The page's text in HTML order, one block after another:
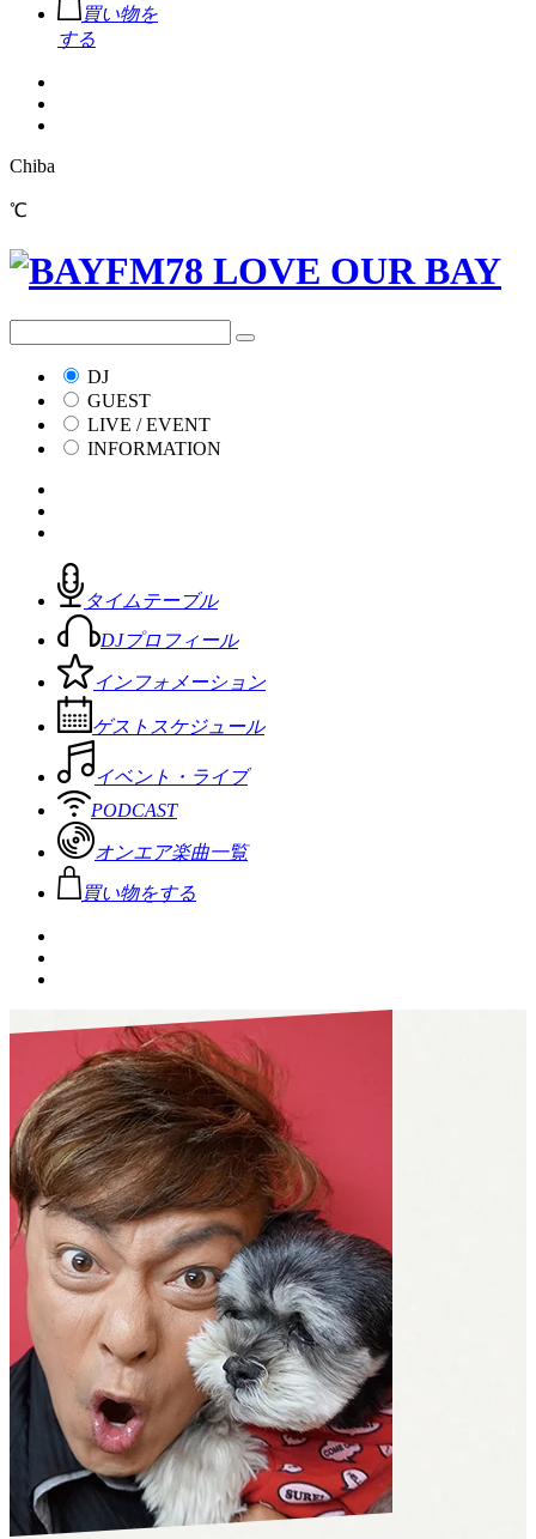
買い物を
する
Chiba
℃
DJ
GUEST
LIVE / EVENT
INFORMATION
タイムテーブル
DJプロフィール
インフォメーション
ゲストスケジュール
イベント・ライブ
PODCAST
オンエア楽曲一覧
買い物をする